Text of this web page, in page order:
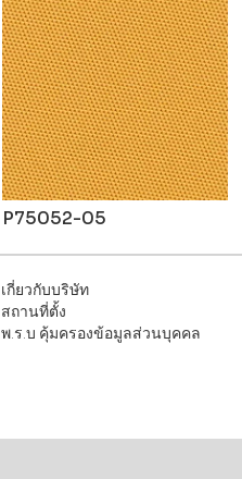
P75052-05
เกี่ยวกับบริษัท
สถานที่ตั้ง
พ .ร.บ คุ้มครองข้อมูลส่วนบุคคล